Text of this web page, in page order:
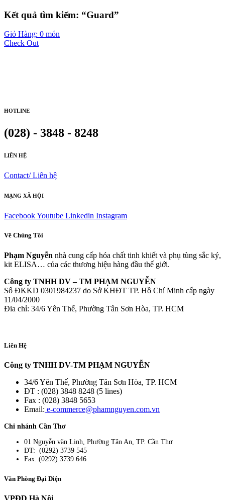
Kết quả tìm kiếm: “Guard”
Giỏ Hàng: 0 món
Check Out
HOTLINE
(028) - 3848 - 8248
LIÊN HỆ
Contact/ Liên hệ
MẠNG XÃ HỘI
FacebookYoutube Linkedin Instagram
Về Chúng Tôi
Phạm Nguyễn nhà cung cấp hóa chất tinh khiết và phụ tùng sắc ký,
kit ELISA… của các thương hiệu hàng đầu thế giới.
Công ty TNHH DV – TM PHẠM NGUYỄN
Số ĐKKD 0301984237 do Sở KHĐT TP. Hồ Chí Minh cấp ngày
11/04/2000
Đia chỉ: 34/6 Yên Thế, Phường Tân Sơn Hòa, TP. HCM
Liên Hệ
Công ty TNHH DV-TM PHẠM NGUYỄN
34/6 Yên Thế, Phường Tân Sơn Hòa, TP. HCM
ĐT : (028) 3848 8248 (5 lines)
Fax : (028) 3848 5653
Email: e-commerce@phamnguyen.com.vn
Chi nhánh Cần Thơ
01 Nguyễn văn Linh, Phường Tân An, TP. Cần Thơ
ĐT: (0292) 3739 545
Fax: (0292) 3739 646
Văn Phòng Đại Diện
VPĐD Hà Nội